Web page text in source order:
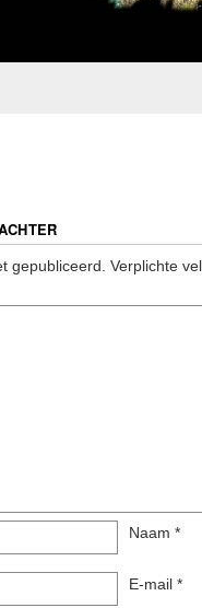
gepubliceerd. Verplichte
Naam *
E-mail *